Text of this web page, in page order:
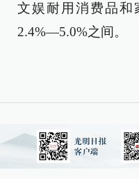
文娱耐用消费品和
2.4%—5.0%之间。